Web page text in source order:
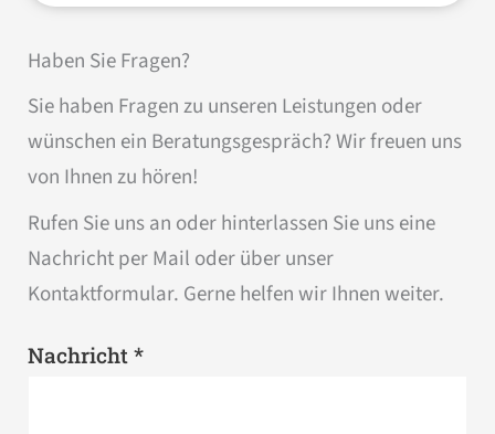
Haben Sie Fragen?
Sie haben Fragen zu unseren Leistungen oder
wünschen ein Beratungsgespräch? Wir freuen uns
von Ihnen zu hören!
Rufen Sie uns an oder hinterlassen Sie uns eine
Nachricht per Mail oder über unser
Kontaktformular. Gerne helfen wir Ihnen weiter.
Nachricht *